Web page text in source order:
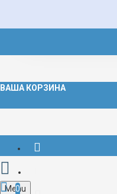
ВАША КОРЗИНА
Menu
0